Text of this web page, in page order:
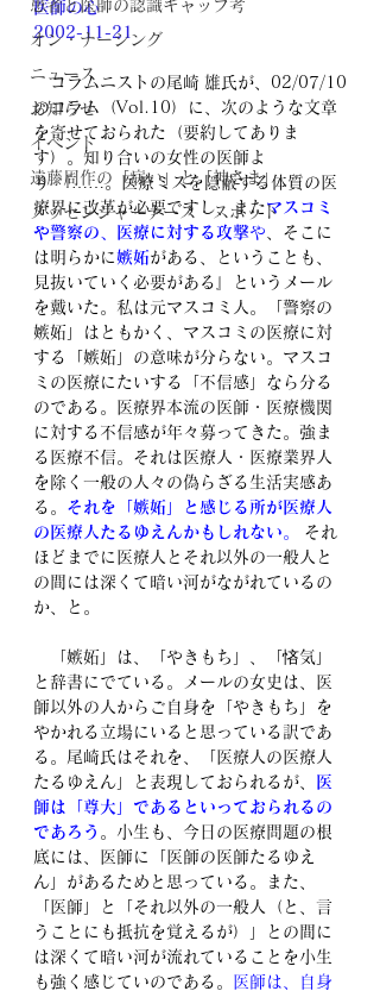
患者と医師の認識ギャップ考
オン・ナーシング
ニュース
お知らせ
イベント
遠藤周作の「病い」と「神さま」
メッセンジャーナース・スポット
医師の心
2002-11-21
コラムニストの尾崎 雄氏が、02/07/10
のコラム（Vol.10）に、次のような文章
を寄せておられた（要約してありま
す）。知り合いの女性の医師よ
り 『……。医療ミスを隠蔽する体質の医
療界に改革が必要ですし、またマスコミ
や警察の、医療に対する攻撃や 、そこに
は明らかに嫉妬がある、ということも、
見抜いていく必要がある』というメール
を戴いた。私は元マスコミ人。「警察の
嫉妬」はともかく、マスコミの医療に対
する「嫉妬」の意味が分らない。マスコ
ミの医療にたいする「不信感」なら分る
のである。医療界本流の医師・医療機関
に対する不信感が年々募ってきた。強ま
る医療不信。それは医療人・医療業界人
を除く一般の人々の偽らざる生活実感あ
る。 それを「嫉妬」と感じる所が医療人
の医療人たるゆえんかもしれない
それ
ほどまでに医療人とそれ以外の一般人と
の間には深くて暗い河がながれているの
か、と。
「嫉妬」は、「やきもち」、「悋気」
と辞書にでている
。メールの女史 は、医
師以外の人からご自身を 「やきもち」を
やかれる立場 にいると思っている訳であ
る。尾崎氏はそれを、「医療人の医療人
たるゆえん」と表現しておられるが、
医
師は「尊大」であるといっておられるの
であろう
。小生も、 今日の医療問題の根
底には、医師に「医師の医師たるゆえ
ん」 があるためと思っている。また、
「医師」と「それ以外の一般人（と、言
うことにも抵抗を覚えるが）」との間に
は 深くて暗い河が流れていることを小生
も強く感じていのである
医師は、自身